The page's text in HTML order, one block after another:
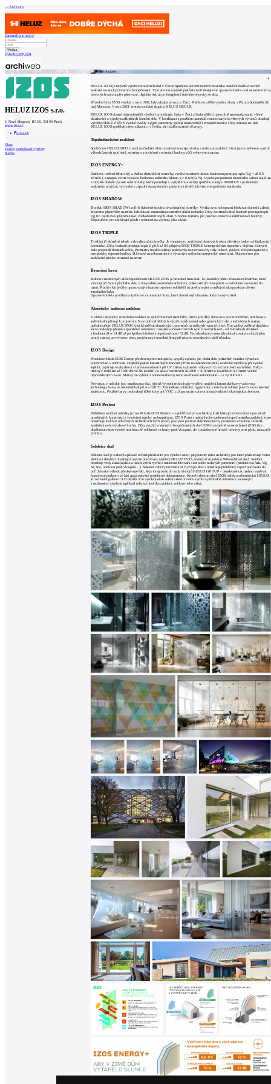
Archiweb
Zapoměli jste heslo?
Vytvořit nový účet
Zprávy
Architekti
Stavby
Katalog
Burza práce
HELUZ IZOS s.r.o.
U Nové Hospody 1151/9, 301 00 Plzeň
www.izos.cz
facebook
Okna
Fasády, zateplovací systémy
Stavba
HELUZ IZOS je největší výrobce izolačních skel v České republice. Kromě tepelněizolačního zasklení dodává rovněž
zasklení akusticky izolační a bezpečnostní. Významnou součástí portfolia tvoří designové zpracování skla – od ornamentních a
barevných variant přes pískování, digitální tisk až po komplexní interiérové prvky ze skla.
Původní firma IZOS vznikla v roce 1992, kdy zahájila provoz v Žatci. Posléze rozšířila výrobu o haly v Plzni a Sudoměřicích
nad Moravou. V roce 2021 se stala součástí skupiny HELUZ GROUP.
HELUZ IZOS vlastní nejmodernější výrobní technologie, linky v Žatci a Sudoměřicích jsou plně automatizované, včetně
skladování a výroby nadlimitních formátů skla. V kombinaci s použitím materiálů renomovaných světových výrobců dosahují
výrobky HELUZ IZOS vysoké kvality a jejich parametry splňují nejnáročnější evropské normy. Díky tomu se na skla
HELUZ IZOS spoléhají nejen zákazníci v Česku, ale i dalších zemích Evropy.
Tepelněizolační zasklení
Společnost HELUZ IZOS rozvíjí na českém trhu inovativní koncept návrhu a realizace zasklení. Staví jej na myšlence využití
výhod různých typů skel, zejména v souvislosti s orientací budovy vůči světovým stranám.
IZOS ENERGY+
Zasklení, tvořené třemi skly a dvěma distančními rámečky, vyniká extrémně nízkou hodnotou prostupu tepla (Ug = až 0,5
W/m²K), a naopak velmi vysokou hodnotou solárního faktoru g = 0,62 (62 %). Vysoká propustnost slunečního záření zajišťuje
v zimním období vysoké solární zisky, které pomáhají s vytápěním a snižují spotřebu energie. ENERGY+ je ideálním
zasklením pro jižní, východní a západní strany domů v pasivním i téměř nulovém energetickém standardu.
IZOS SHADOW
Trojsklo IZOS SHADOW tvoří tři skleněné tabule a dva distanční rámečky. Vyniká svou schopností blokovat sluneční záření.
Je určeno především na místa, kde situace neumožňuje umístění stínicí techniky. Díky extrémně nízké hodnotě prostupu tepla
Ug 0,5 najde své uplatnění také u velkoformátových oken. Vhodné zejména pro pasivní i nulové a téměř nulové budovy.
Doporučeno pro zasklívání ploch s orientací na východ, jih a západ.
IZOS TRIPLE
Tvoří jej tři skleněné tabule a dva distanční rámečky. Je vhodné pro zasklívání plastových oken, dřevěných oken a hliníkových
konstrukcí. Díky hodnotě prostupu tepla Ug 0,6 až 0,5 přispívá IZOS TRIPLE k energetickým úsporám v objektu. Zároveň
stále propouští dostatek světla. Parametry trojskla splňují požadavky na novostavby, tedy nulové, pasivní, nízkoenergetické a
energeticky úsporné budovy. Dále také na rekonstrukce s výrazným snížením energetické náročnosti. Doporučeno pro
zasklívání ploch s orientací na sever.
Broušení hran
Jednou z nabízených služeb společnosti HELUZ IZOS je broušení hran skel. Ta jsou díky němu zbavena mikrotrhlin, které
vznikají při řezání plochého skla, a tím pádem jsou méně náchylná k poškození při manipulaci a následném vsazování do
rámů. Ploché sklo je díky opracovaným hranám mnohem odolnější na změny teplot a snižuje riziko praskání vlivem
termálního šoku.
Opracování skla probíhá na špičkové automatické lince, které zbroušeným hranám dodá matný vzhled.
Akusticky izolační zasklení
V oblasti akusticky izolačního zasklení se společnost řadí mezi lídry, mimo jiné díky důrazu na precizní měření, certifikaci a
individuální přístup k projektům. Na rozdíl od běžných výpočtových metod nebo generických dat z technických norem,
upřednostňuje HELUZ IZOS fyzické měření akustických parametrů na reálných vzorcích skel. Tím vzniká ověřená databáze,
která poskytuje přesné a spolehlivé informace o neprůzvučnosti různých typů izolačních skel - od základních dvojskel
s hodnotou Rw 31 dB až po špičková řešení s neprůzvučností 52 dB. Tato databáze je neustále aktualizována a slouží jako
cenný nástroj pro výrobce oken, projektanty i stavební firmy při návrhu obvodových plášťů budov.
IZOS Design
Produktová řada IZOS Design představuje technologicky vyspělý způsob, jak dodat sklu jedinečný vizuální výraz bez
kompromisů v odolnosti. Digitální potisk keramickými barvami přímo na skleněnou tabuli, následně zapékaný při vysoké
teplotě, zajišťuje trvalý dekor s barevnou stálostí i při UV záření, teplotních výkyvech či mechanickém namáhání. Tisk je
možný v rozlišení až 1440 dpi ve 4K kvalitě, na skla o rozměrech až 2400 × 4100 mm a tloušťkách 4-19 mm, včetně
nepravidelných tvarů. Motivy lze vybírat z online knihovny nebo navrhnout individuálně – i s využitím AI.
Novinkou v nabídce jsou smaltovaná skla, jejichž výrobní technologie využívá nanášení keramické barvy válcovou
technologií, barva se následně kalí při cca 630 °C. Výsledkem je hladký, hygienický a extrémně odolný povrch s konzistentní
strukturou. Použité barvy neobsahují těžké kovy ani VOC, což garantuje zdravotní nezávadnost i ekologickou šetrnost.
IZOS Protect
Důležitou součástí nabídky je rovněž řada IZOS Protect – ta je klíčová pro architekty, kteří hledají nové možnosti pro návrh
prosklených konstrukcí s vysokými nároky na bezpečnost. IZOS Protect nabízí široké spektrum bezpečnostního zasklení, které
umožňuje realizaci odvážných architektonických prvků, jako jsou pochozí skleněné plochy, prosklená schodiště, zábradlí,
zastřešení nebo výtahové šachty. Díky využití vrstvených bezpečnostních skel (VSG) a tepelně tvrzených skel (ESG) lze
dosáhnout nejen vysoké mechanické odolnosti, ochrany proti vloupání, ale i požadované úrovně ochrany proti pádu, nárazu či
průrazu.
Selektor skel
Selektor skel je webová aplikace určená především pro výrobce oken, projektanty nebo architekty, pro které představuje velmi
efektivní databázi obsahující nejvíce používaná zasklení HELUZ IZOS. Aktuálně se jedná o 99 kombinací skel. Selektor
obsahuje vždy aktuální data a nabízí velmi rychlé a intuitivní filtrování skel podle zadaných parametrů (produktová řada, Ug,
SF, Rw, odolnost proti vloupání…). Selektor nabízí porovnání až čtyř typů skel a umožnuje přehledný export porovnání do
pdf. Zásadní výhodu představuje fakt, že je integrován do sady nástrojů HELUZ GROUP – projektanti tak mohou využívat
komplexní podporu ve fázi zpracovávání projektové dokumentace. Kromě selektoru skel IZOS, selektoru konstrukcí HELUZ
je to rovněž galerie CAD detailů. Pro výrobce oken nabízí selektor velmi rychle a přehledně informace související
s možnostmi výroby (například celková tloušťka zasklení, velikost nebo váha).